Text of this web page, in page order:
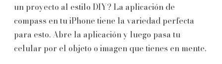
un proyecto al estilo DIY? La aplicación de
compass en tu iPhone tiene la variedad perfecta
para esto. Abre la aplicación y luego pasa tu
celular por el objeto o imagen que tienes en mente.